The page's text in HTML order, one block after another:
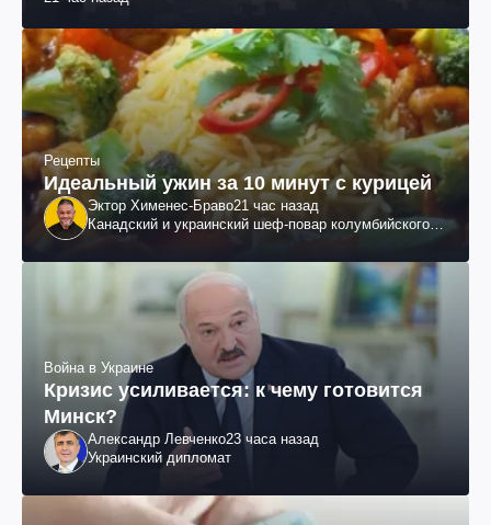
Рецепты
Идеальный ужин за 10 минут с курицей
Эктор Хименес-Браво21 час назад
Канадский и украинский шеф-повар колумбийского
Война в Украине
Кризис усиливается: к чему готовится
Минск?
Александр Левченко23 часа назад
Украинский дипломат